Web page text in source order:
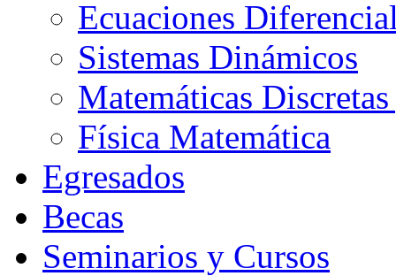
Ecuaciones
Sistemas Dinámicos
Matemáticas
Física Matemática
Egresados
Becas
Seminarios y Cursos